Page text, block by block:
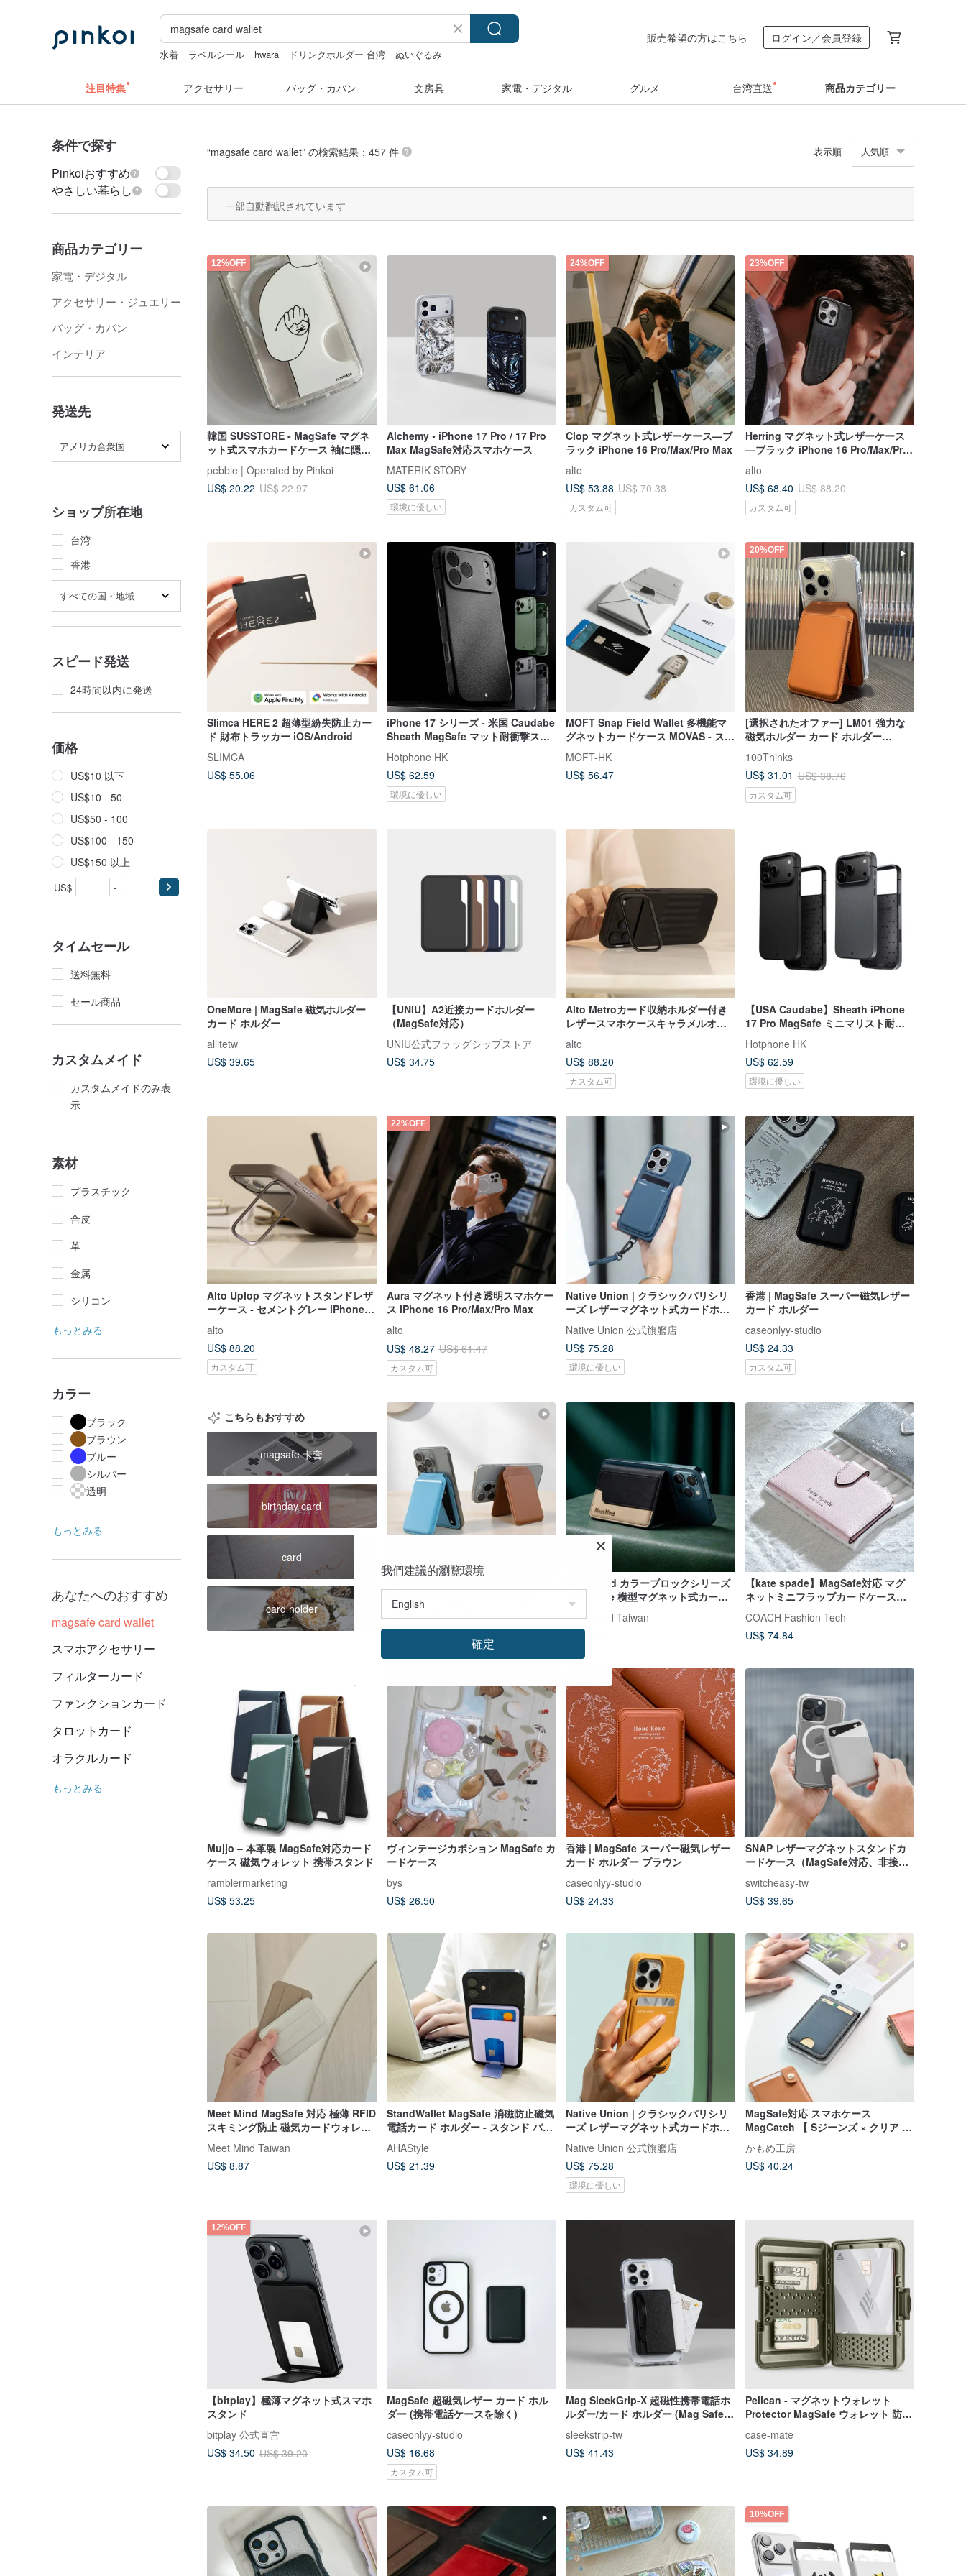
水着 ラベルシール hwara ドリンクホルダー 台湾
ぬいぐるみ
販売希望の方はこちら ログイン／会員登録
注目特集 アクセサリー バッグ・カバン 文房具 家電・デジタル グルメ 台湾直送 商品カテゴリー
条件で探す
Pinkoiおすすめ
やさしい暮らし
商品カテゴリー
家電・デジタル
アクセサリー・ジュエリー
バッグ・カバン
インテリア
発送先
アメリカ合衆国
ショップ所在地
台湾
香港
すべての国・地域
スピード発送
24時間以内に発送
価格
US$10 以下
US$10 - 50
US$50 - 100
US$100 - 150
US$150 以上
US$ -
タイムセール
送料無料
セール商品
カスタムメイド
カスタムメイドのみ表
示
素材
プラスチック
合皮
革
金属
シリコン
もっとみる
カラー
ブラック
ブラウン
ブルー
シルバー
透明
もっとみる
あなたへのおすすめ
magsafe card wallet
スマホアクセサリー
フィルターカード
ファンクションカード
タロットカード
オラクルカード
もっとみる
“magsafe card wallet” の検索結果：457 件 表示順 人気順
一部自動翻訳されています
12%OFF
韓国 SUSSTORE - MagSafe マグネ
ット式スマホカードケース 袖に隠れ
pebble | Operated by Pinkoi
US$ 20.22 US$ 22.97
Alchemy • iPhone 17 Pro / 17 Pro
Max MagSafe対応スマホケース
MATERIK STORY
US$ 61.06
環境に優しい
24%OFF
Clop マグネット式レザーケース—ブ
ラック iPhone 16 Pro/Max/Pro Max
alto
US$ 53.88 US$ 70.38
カスタム可
23%OFF
Herring マグネット式レザーケース
—ブラック iPhone 16 Pro/Max/Pro
alto
US$ 68.40 US$ 88.20
カスタム可
Slimca HERE 2 超薄型紛失防止カー
ド 財布トラッカー iOS/Android
SLIMCA
US$ 55.06
iPhone 17 シリーズ - 米国 Caudabe
Sheath MagSafe マット耐衝撃スマ
Hotphone HK
US$ 62.59
環境に優しい
MOFT Snap Field Wallet 多機能マ
グネットカードケース MOVAS - スタ
MOFT-HK
US$ 56.47
20%OFF
[選択されたオファー] LM01 強力な
磁気ホルダー カード ホルダー
マイズ可能
100Thinks
US$ 31.01 US$ 38.76
カスタム可
OneMore | MagSafe 磁気ホルダー
カード ホルダー
allitetw
US$ 39.65
【UNIU】A2近接カードホルダー
（MagSafe対応）
UNIU公式フラッグシップストア
US$ 34.75
Alto Metroカード収納ホルダー付き
レザースマホケースキャラメルオレ
ンジ / ブラック iPhone
17/Air/Pro/Pro Max
alto
US$ 88.20
カスタム可
【USA Caudabe】Sheath iPhone
17 Pro MagSafe ミニマリスト耐衝
撃ケース
Hotphone HK
US$ 62.59
環境に優しい
Alto Uplop マグネットスタンドレザ
ーケース - セメントグレー iPhone
17/Pro/Pro Max
alto
US$ 88.20
カスタム可
22%OFF
Aura マグネット付き透明スマホケー
ス iPhone 16 Pro/Max/Pro Max
alto
US$ 48.27 US$ 61.47
カスタム可
Native Union | クラシックパリシリ
ーズ レザーマグネット式カードホル
ダー ナイトブルー
Native Union 公式旗艦店
US$ 75.28
環境に優しい
香港 | MagSafe スーパー磁気レザー
カード ホルダー
caseonlyy-studio
US$ 24.33
カスタム可
こちらもおすすめ
magsafe 卡套
birthday card
card
card holder
カード収納、180 度調整可能
FOSFIT | フォスフィット
Meet Mind カラーブロックシリーズ
- MagSafe 横型マグネット式カード
ホルダー
Meet Mind Taiwan
US$ 8.87
【kate spade】MagSafe対応 マグ
ネットミニフラップカードケース
COACH Fashion Tech
US$ 74.84
Mujjo – 本革製 MagSafe対応カード
ケース 磁気ウォレット 携帯スタンド
ramblermarketing
US$ 53.25
ヴィンテージカボション MagSafe カ
ードケース
bys
US$ 26.50
香港 | MagSafe スーパー磁気レザー
カード ホルダー ブラウン
caseonlyy-studio
US$ 24.33
SNAP レザーマグネットスタンドカ
ードケース（MagSafe対応、非接触
スキャン可能）
switcheasy-tw
US$ 39.65
Meet Mind MagSafe 対応 極薄 RFID
スキミング防止 磁気カードウォレッ
ト スタンド一体型
Meet Mind Taiwan
US$ 8.87
StandWallet MagSafe 消磁防止磁気
電話カード ホルダー - スタンド バー
ジョン (2 枚のカードを収納可能)
AHAStyle
US$ 21.39
Native Union | クラシックパリシリ
ーズ レザーマグネット式カードホル
ダー ストーンイエロー
Native Union 公式旗艦店
US$ 75.28
環境に優しい
MagSafe対応 スマホケース
MagCatch 【 Sジーンズ × クリア 】
スマートウォレットセット NM02K
かもめ工房
US$ 40.24
12%OFF
【bitplay】極薄マグネット式スマホ
スタンド
bitplay 公式直営
US$ 34.50 US$ 39.20
MagSafe 超磁気レザー カード ホル
ダー (携帯電話ケースを除く)
caseonlyy-studio
US$ 16.68
カスタム可
Mag SleekGrip-X 超磁性携帯電話ホ
ルダー/カード ホルダー (Mag Safe
sleekstrip-tw
US$ 41.43
Pelican - マグネットウォレット
Protector MagSafe ウォレット 防水
case-mate
US$ 34.89
10%OFF
我們建議的瀏覽環境
確定